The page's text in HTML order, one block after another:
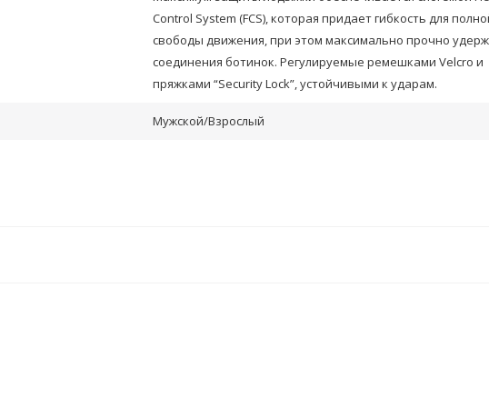
Control System (FCS), которая придает гибкость для
свободы движения, при этом максимально прочно
соединения ботинок. Регулируемые ремешками Velcro и
пряжками “Security Lock”, устойчивыми к ударам.
Мужской/Взрослый